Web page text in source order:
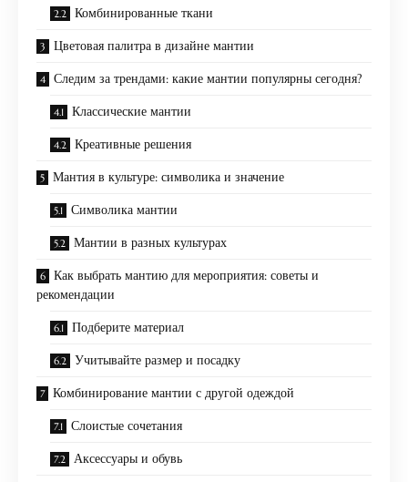
Комбинированные ткани
Цветовая палитра в дизайне мантии
Следим за трендами: какие мантии популярны сегодня?
Классические мантии
Креативные решения
Мантия в культуре: символика и значение
Символика мантии
Мантии в разных культурах
Как выбрать мантию для мероприятия: советы и
рекомендации
Подберите материал
Учитывайте размер и посадку
Комбинирование мантии с другой одеждой
Слоистые сочетания
Аксессуары и обувь